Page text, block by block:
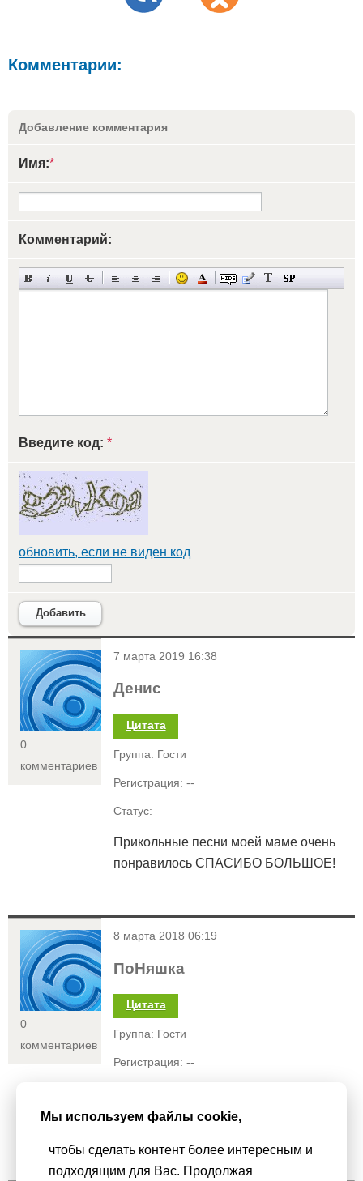
Комментарии:
Добавление комментария
Имя:*
Комментарий:
Введите код: *
обновить, если не виден код
Добавить
<
0
комментариев
7 марта 2019 16:38
Денис
Цитата
Группа: Гости
Регистрация: --
Статус:
Прикольные песни моей маме очень
понравилось СПАСИБО БОЛЬШОЕ!
<
0
комментариев
8 марта 2018 06:19
ПоНяшка
Цитата
Группа: Гости
Регистрация: --
класс
Мы используем файлы cookie,
чтобы сделать контент более интересным и
подходящим для Вас. Продолжая